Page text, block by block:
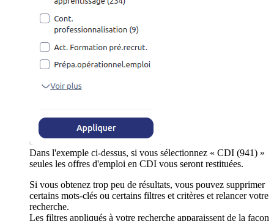
Dans l'exemple ci-dessus, si vous sélectionnez « CDI (941) »
seules les offres d'emploi en CDI vous seront restituées.
Si vous obtenez trop peu de résultats, vous pouvez supprimer
certains mots-clés ou certains filtres et critères et relancer votre
recherche.
Les filtres appliqués à votre recherche apparaissent de la façon